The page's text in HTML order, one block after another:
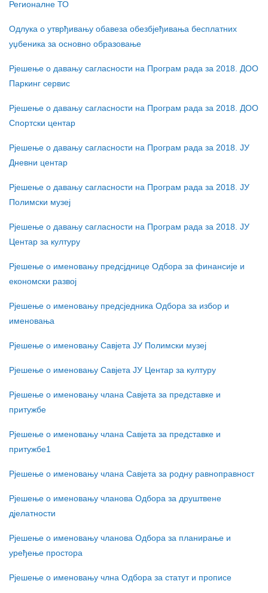
Регионалне ТО
Одлука о утврђивању обавеза обезбјеђивања бесплатних
уџбеника за основно образовање
Рјешење о давању сагласности на Програм рада за 2018. ДОО
Паркинг сервис
Рјешење о давању сагласности на Програм рада за 2018. ДОО
Спортски центар
Рјешење о давању сагласности на Програм рада за 2018. ЈУ
Дневни центар
Рјешење о давању сагласности на Програм рада за 2018. ЈУ
Полимски музеј
Рјешење о давању сагласности на Програм рада за 2018. ЈУ
Центар за културу
Рјешење о именовању предсјднице Одбора за финансије и
економски развој
Рјешење о именовању предсједника Одбора за избор и
именовања
Рјешење о именовању Савјета ЈУ Полимски музеј
Рјешење о именовању Савјета ЈУ Центар за културу
Рјешење о именовању члана Савјета за представке и
притужбе
Рјешење о именовању члана Савјета за представке и
притужбе1
Рјешење о именовању члана Савјета за родну равноправност
Рјешење о именовању чланова Одбора за друштвене
дјелатности
Рјешење о именовању чланова Одбора за планирање и
уређење простора
Рјешење о именовању члна Одбора за статут и прописе